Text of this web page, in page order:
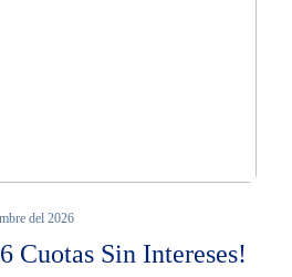
del 2026
Cuotas Sin Intereses!